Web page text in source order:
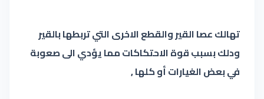
تهالك عصا القير والقطع الاخرى التي تربطها بالقير
ودلك بسبب قوة الاحتكاكات مما يؤدي الى صعوبة
في بعض الغيارات أو كلها ,